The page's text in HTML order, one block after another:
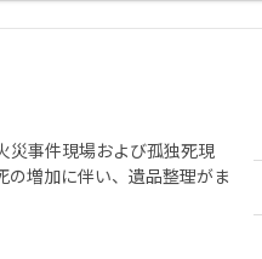
災事件現場および孤独死現
増加に伴い、遺品整理がま